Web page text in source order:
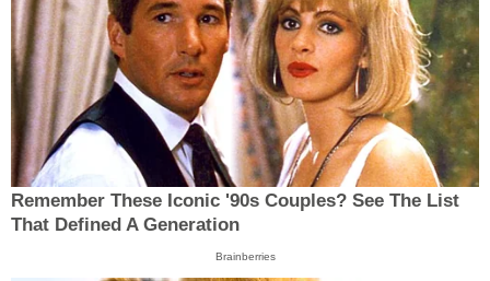
Remember These Iconic '90s Couples? See The List
That Defined A Generation
Brainberries